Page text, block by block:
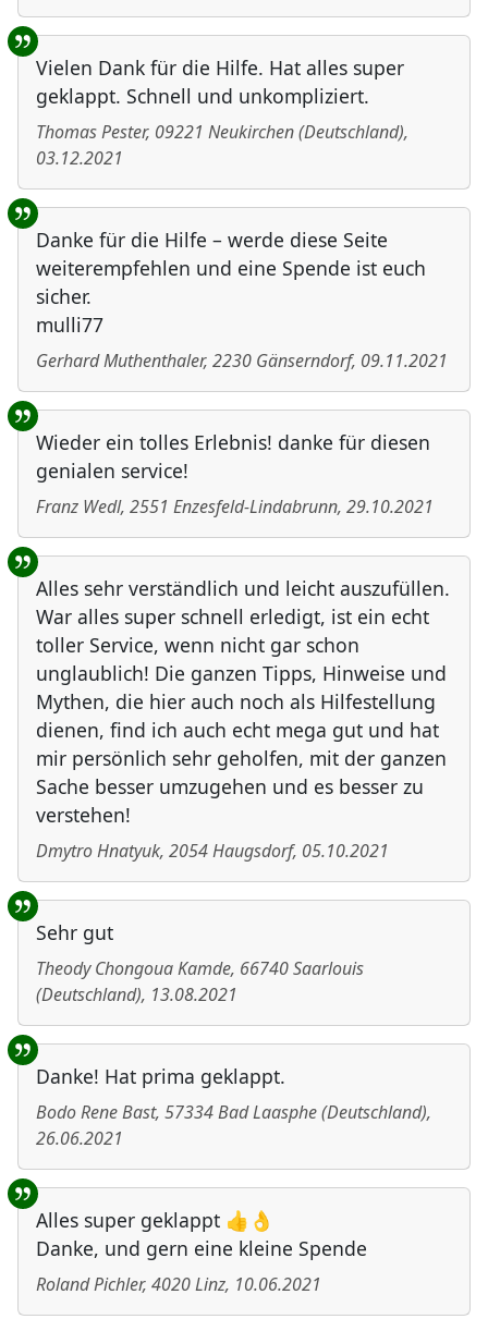
Vielen Dank für die Hilfe. Hat alles super
geklappt. Schnell und unkompliziert.
Thomas Pester, 09221 Neukirchen(Deutschland),
03.12.2021
Danke für die Hilfe – werde diese Seite
weiterempfehlen und eine Spende ist euch
sicher.
mulli77
Gerhard Muthenthaler, 2230 Gänserndorf, 09.11.2021
Wieder ein tolles Erlebnis! danke für diesen
genialen service!
Franz Wedl, 2551 Enzesfeld-Lindabrunn, 29.10.2021
Alles sehr verständlich und leicht auszufüllen.
War alles super schnell erledigt, ist ein echt
toller Service, wenn nicht gar schon
unglaublich! Die ganzen Tipps, Hinweise und
Mythen, die hier auch noch als Hilfestellung
dienen, find ich auch echt mega gut und hat
mir persönlich sehr geholfen, mit der ganzen
Sache besser umzugehen und es besser zu
verstehen!
Dmytro Hnatyuk, 2054Haugsdorf, 05.10.2021
Sehr gut
Theody Chongoua Kamde, 66740Saarlouis
(Deutschland), 13.08.2021
Danke! Hat prima geklappt.
Bodo Rene Bast, 57334Bad Laasphe(Deutschland),
26.06.2021
Alles super geklappt 👍👌
Danke, und gern eine kleine Spende
Roland Pichler, 4020Linz, 10.06.2021